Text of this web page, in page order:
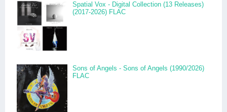
Spatial Vox - Digital Collection (13 Releases)
(2017-2026) FLAC
Sons of Angels - Sons of Angels (1990/2026)
FLAC